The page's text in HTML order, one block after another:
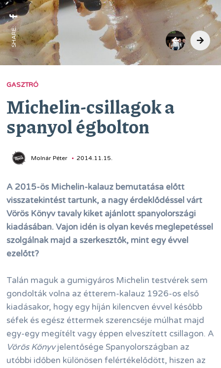
SHARE:
GASZTRÓ
Michelin-csillagok a
spanyol égbolton
Molnár Péter 2014.11.15.
A 2015-ös Michelin-kalauz bemutatása előtt
visszatekintést tartunk, a nagy érdeklődéssel várt
Vörös Könyv tavaly kiket ajánlott spanyolországi
kiadásában. Vajon idén is olyan kevés meglepetéssel
szolgálnak majd a szerkesztők, mint egy évvel
ezelőtt?
Talán maguk a gumigyáros Michelin testvérek sem
gondolták volna az étterem-kalauz 1926-os első
kiadásakor, hogy egy híján kilencven évvel később
séfek és egész éttermek szerencséje múlhat majd
egy-egy megítélt vagy éppen elveszített csillagon. A
Vörös Könyvjelentősége Spanyolországban az
utóbbi időben különösen felértékelődött, hiszen az